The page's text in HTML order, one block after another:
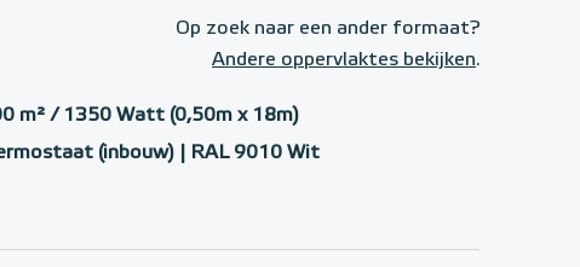
Op zoek naar een ander formaat?
Andere oppervlaktes bekijken.
m² / 1350 Watt (0,50m x 18m)
(inbouw) | RAL 9010 Wit